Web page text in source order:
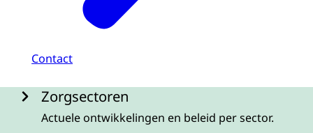
Contact
MenuZorgsectoren
Actuele ontwikkelingen en beleid per sector.